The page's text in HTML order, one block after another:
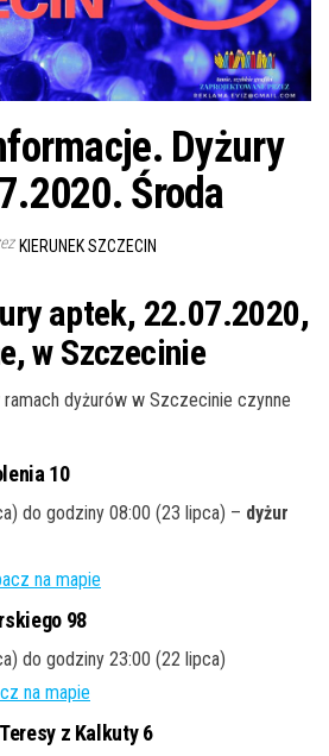
ę
Dyżury
Środa
KIERUNEK SZCZECIN
aptek, 22.07.2020,
w Szczecinie
ramach dyżurów w Szczecinie czynne
10
do godziny 08:00 (23 lipca) – dyżur
na mapie
98
do godziny 23:00 (22 lipca)
na mapie
z Kalkuty 6